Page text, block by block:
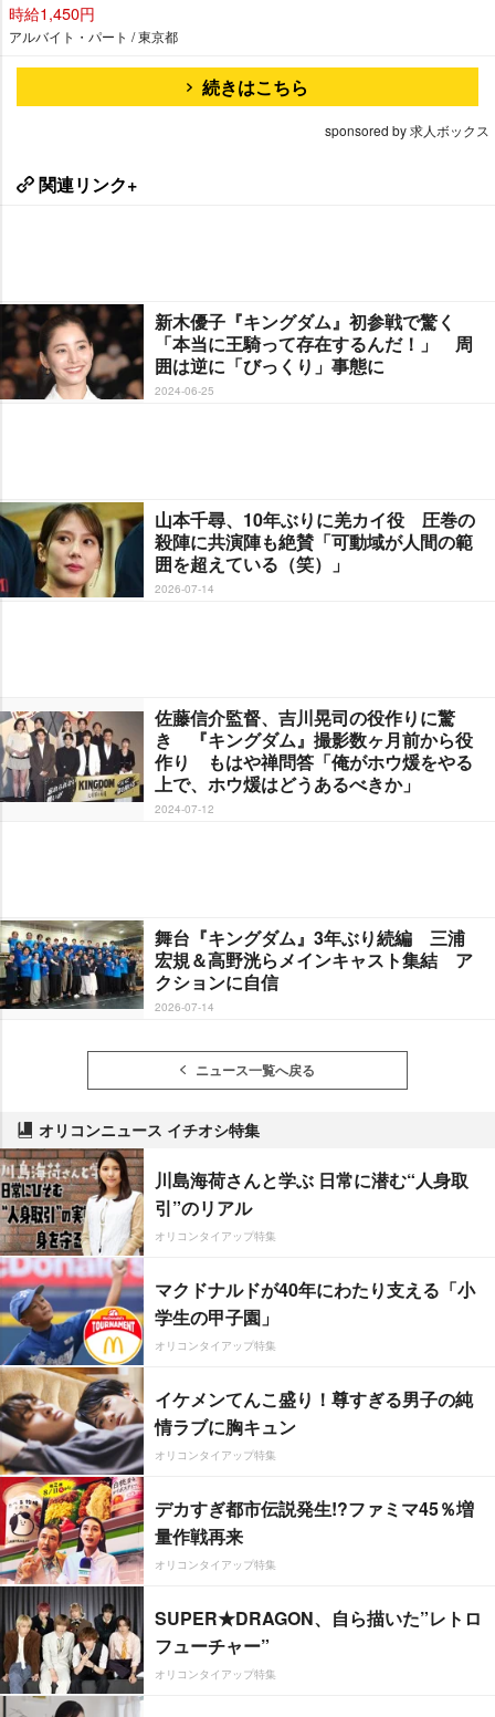
時給1,450円
アルバイト・パート / 東京都
続きはこちら
sponsored by 求人ボックス
関連リンク+
新木優子『キングダム』初参戦で驚く
「本当に王騎って存在するんだ！」 周
囲は逆に「びっくり」事態に
2024-06-25
山本千尋、10年ぶりに羌カイ役 圧巻の
殺陣に共演陣も絶賛「可動域が人間の範
囲を超えている（笑）」
2026-07-14
佐藤信介監督、吉川晃司の役作りに驚
き 『キングダム』撮影数ヶ月前から役
作り もはや禅問答「俺がホウ煖をやる
上で、ホウ煖はどうあるべきか」
2024-07-12
舞台『キングダム』3年ぶり続編 三浦
宏規＆高野洸らメインキャスト集結 ア
クションに自信
2026-07-14
ニュース一覧へ戻る
オリコンニュース イチオシ特集
川島海荷さんと学ぶ 日常に潜む“人身取
引”のリアル
オリコンタイアップ特集
マクドナルドが40年にわたり支える「小
学生の甲子園」
オリコンタイアップ特集
イケメンてんこ盛り！尊すぎる男子の純
情ラブに胸キュン
オリコンタイアップ特集
デカすぎ都市伝説発生!?ファミマ45％増
量作戦再来
オリコンタイアップ特集
SUPER★DRAGON、自ら描いた”レトロ
フューチャー”
オリコンタイアップ特集